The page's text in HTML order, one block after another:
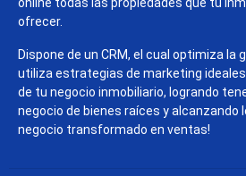
ofrecer.
Dispone de un CRM, el cual optimiza
utiliza estrategias de marketing
de tu negocio inmobiliario, logrando
negocio de bienes raíces y alcanzando
negocio transformado en ventas!